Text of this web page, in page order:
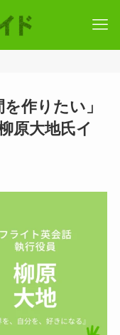
作りたい」
原大地氏イ